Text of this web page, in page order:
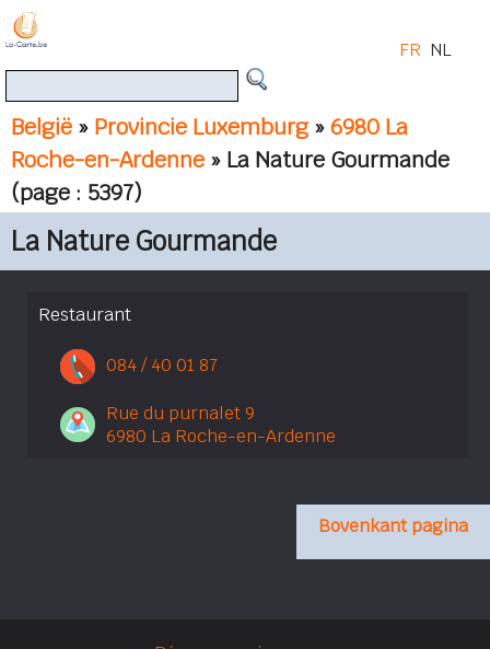
België » Provincie Luxemburg»6980 La
Roche-en-Ardenne » La Nature Gourmande
(page : 5397)
FR NL
La Nature Gourmande
Restaurant
084 / 40 01 87
Rue du purnalet 9
6980 La Roche-en-Ardenne
Bovenkant pagina